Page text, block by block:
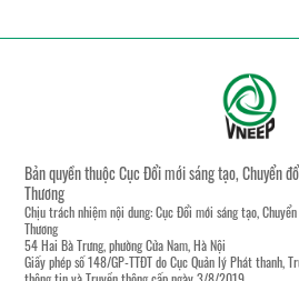
Bản quyền thuộc Cục Đổi mới sáng tạo, Chuyển
Thương
Chịu trách nhiệm nội dung: Cục Đổi mới sáng tạo,
Thương
54 Hai Bà Trưng, phường Cửa Nam, Hà Nội
Giấy phép số 148/GP-TTĐT do Cục Quản lý Phát thanh,